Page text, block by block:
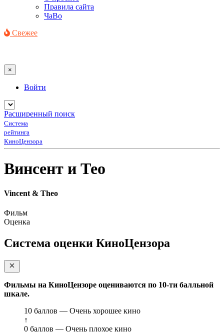
Правила сайта
ЧаВо
Свежее
×
Войти
Расширенный поиск
Система
рейтинга
КиноЦензора
Винсент и Тео
Vincent & Theo
Фильм
Оценка
Система оценки КиноЦензора
Фильмы на КиноЦензоре оцениваются по 10-ти балльной
шкале.
10 баллов — Очень хорошее кино
↑
0 баллов — Очень плохое кино